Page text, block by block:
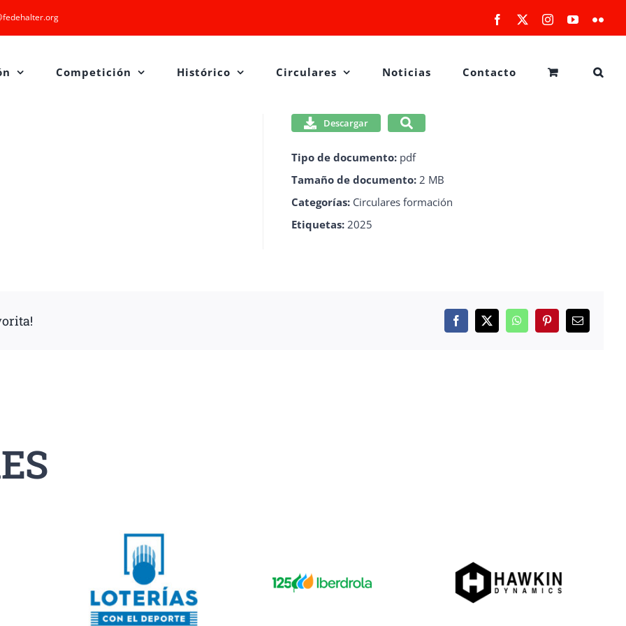
Facebook InstagramYouTube
Competición Histórico Circulares Noticias Contacto
Descargar
Tipo de documento: pdf
Tamaño de documento: 2 MB
Categorías: Circulares formación
Etiquetas: 2025
Facebook
X WhatsAppPinterestCorreo
electrónico